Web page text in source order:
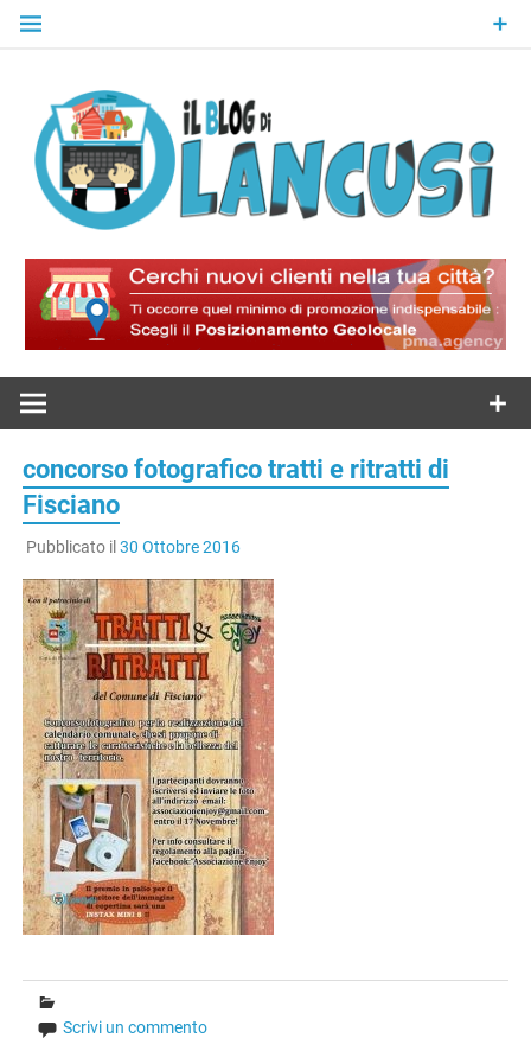
Skip
Il Blog Di
Lancusi
concorso fotografico tratti e ritratti di
Fisciano
Pubblicato il 30 Ottobre 2016
Scrivi un commento